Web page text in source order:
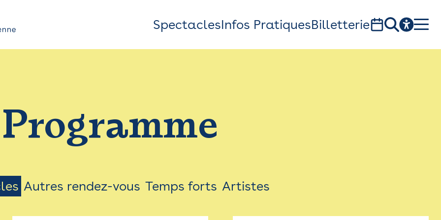
Top
Bar
Menu
SpectaclesInfos PratiquesBilletterie
1, av. du Chateau d'eau - 31300 Toulouse
Programme
Autres rendez-vous Temps forts Artistes